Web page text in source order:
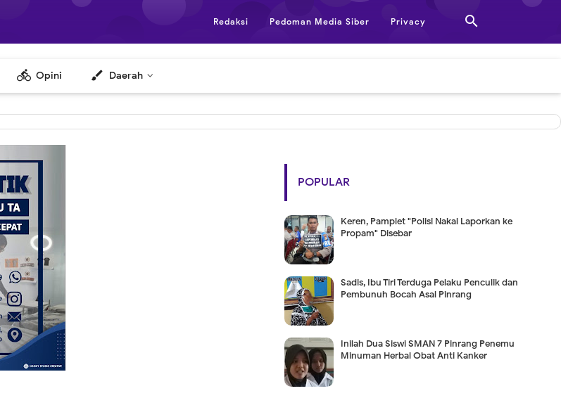

Redaksi Pedoman Media Siber Privacy
directions_bike Opini brush Daerah
POPULAR
Keren, Pamplet "Polisi Nakal Laporkan ke
Propam" Disebar
Sadis, Ibu Tiri Terduga Pelaku Penculik dan
Pembunuh Bocah Asal Pinrang
Inilah Dua Siswi SMAN 7 Pinrang Penemu
Minuman Herbal Obat Anti Kanker